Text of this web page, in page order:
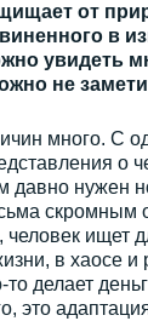
от
в
увидеть
не
много. С
о
давно нужен
скромным
человек ищет
в хаосе и
то делает
это